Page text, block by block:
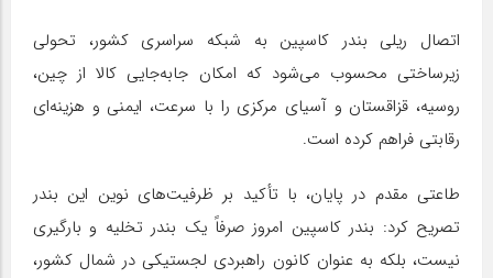
اتصال ریلی بندر کاسپین به شبکه سراسری کشور، تحولی
زیرساختی محسوب می‌شود که امکان جابه‌جایی کالا از چین،
روسیه، قزاقستان و آسیای مرکزی را با سرعت، ایمنی و هزینه‌ای
رقابتی فراهم کرده است.
طاعتی مقدم در پایان، با تأکید بر ظرفیت‌های نوین این بندر
تصریح کرد: بندر کاسپین امروز صرفاً یک بندر تخلیه و بارگیری
نیست، بلکه به عنوان کانون راهبردی لجستیکی در شمال کشور،